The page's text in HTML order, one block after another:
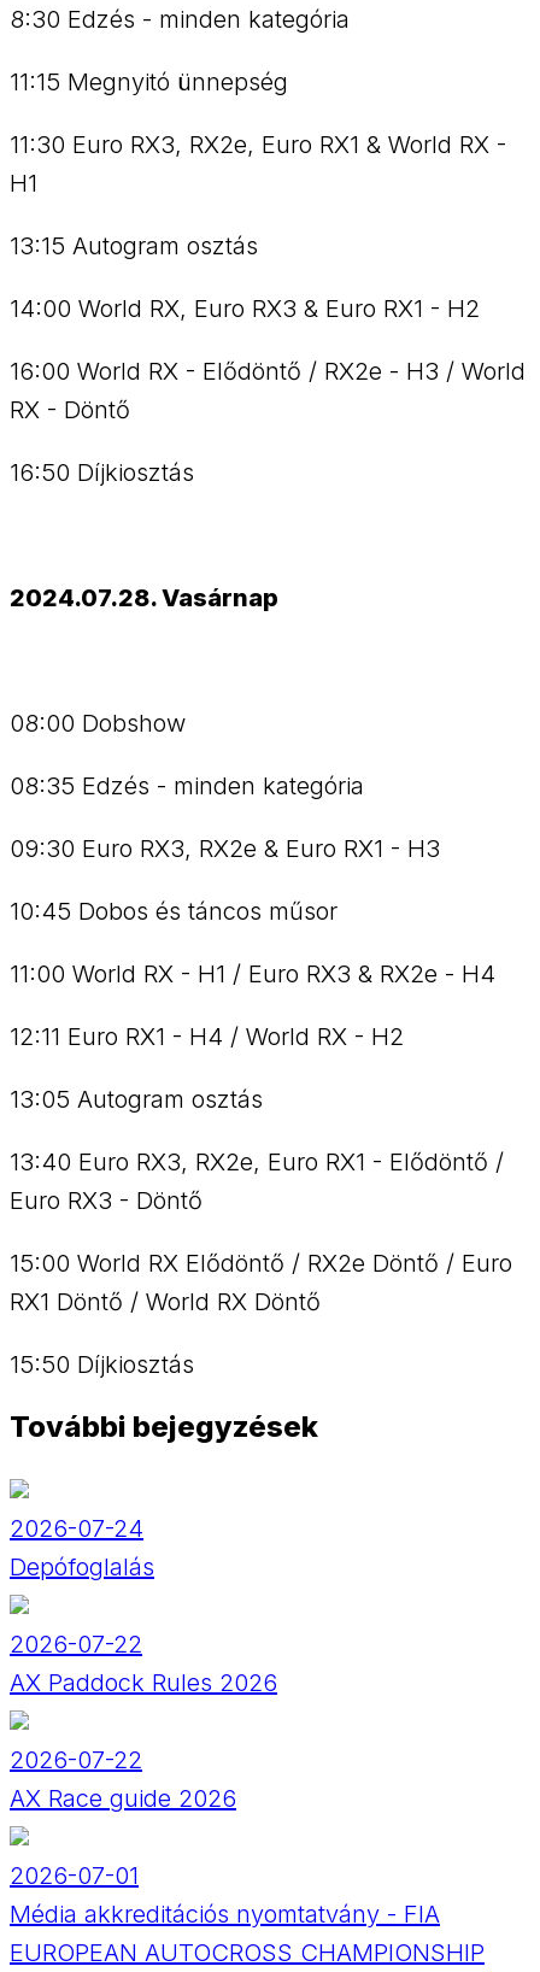
8:30 Edzés - minden kategória
11:15 Megnyitó ünnepség
11:30 Euro RX3, RX2e, Euro RX1 & World RX -
H1
13:15 Autogram osztás
14:00 World RX, Euro RX3 & Euro RX1 - H2
16:00 World RX - Elődöntő / RX2e - H3 / World
RX - Döntő
16:50 Díjkiosztás
2024.07.28. Vasárnap
08:00 Dobshow
08:35 Edzés - minden kategória
09:30 Euro RX3, RX2e & Euro RX1 - H3
10:45 Dobos és táncos műsor
11:00 World RX - H1 / Euro RX3 & RX2e - H4
12:11 Euro RX1 - H4 / World RX - H2
13:05 Autogram osztás
13:40 Euro RX3, RX2e, Euro RX1 - Elődöntő /
Euro RX3 - Döntő
15:00 World RX Elődöntő / RX2e Döntő / Euro
RX1 Döntő / World RX Döntő
15:50 Díjkiosztás
További bejegyzések
2026-07-24
Depófoglalás
2026-07-22
AX Paddock Rules 2026
2026-07-22
AX Race guide 2026
2026-07-01
Média akkreditációs nyomtatvány - FIA
EUROPEAN AUTOCROSS CHAMPIONSHIP